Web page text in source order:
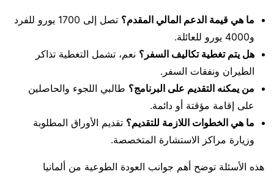
ما هي قيمة الدعم المالي المقدم؟
تصل إلى 1700 يورو للفرد
و4000 يورو للعائلة.
هل يتم تغطية تكاليف السفر؟ نعم، تشمل التغطية تذاكر
الطيران ونفقات السفر.
من يمكنه التقديم على البرنامج؟ طالبي اللجوء والحاصلين
على إقامة مؤقتة أو دائمة.
ما هي الخطوات اللازمة للتقديم؟ تقديم الأوراق المطلوبة
وزيارة مراكز الاستشارة المتخصصة.
هذه الأسئلة توضح أهم جوانب العودة الطوعية من ألمانيا